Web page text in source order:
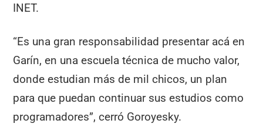
INET.
“Es una gran responsabilidad presentar acá en
Garín, en una escuela técnica de mucho valor,
donde estudian más de mil chicos, un plan
para que puedan continuar sus estudios como
programadores”, cerró Goroyesky.